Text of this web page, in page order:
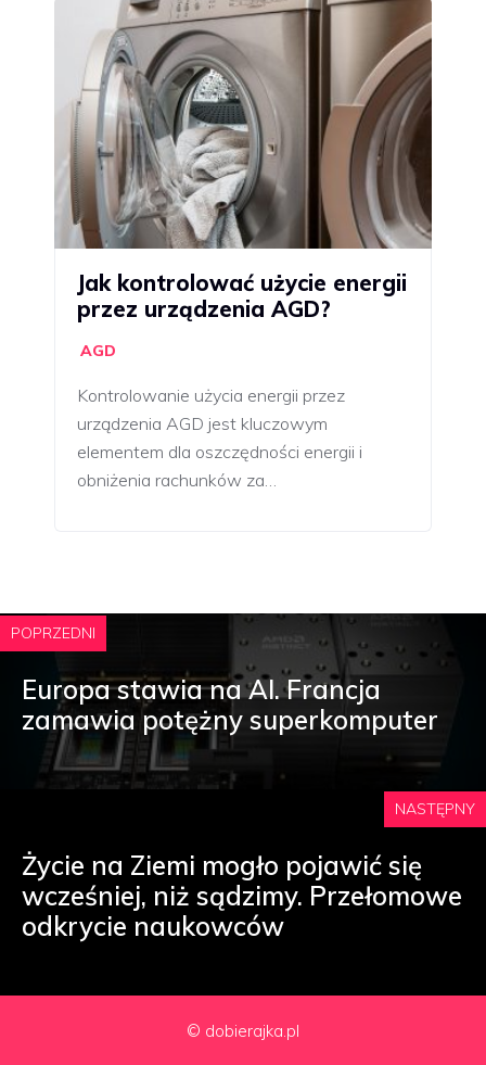
Jak kontrolować użycie energii
przez urządzenia AGD?
AGD
Kontrolowanie użycia energii przez
urządzenia AGD jest kluczowym
elementem dla oszczędności energii i
obniżenia rachunków za…
POPRZEDNI
Europa stawia na AI. Francja
zamawia potężny superkomputer
NASTĘPNY
Życie na Ziemi mogło pojawić się
wcześniej, niż sądzimy. Przełomowe
odkrycie naukowców
© dobierajka.pl